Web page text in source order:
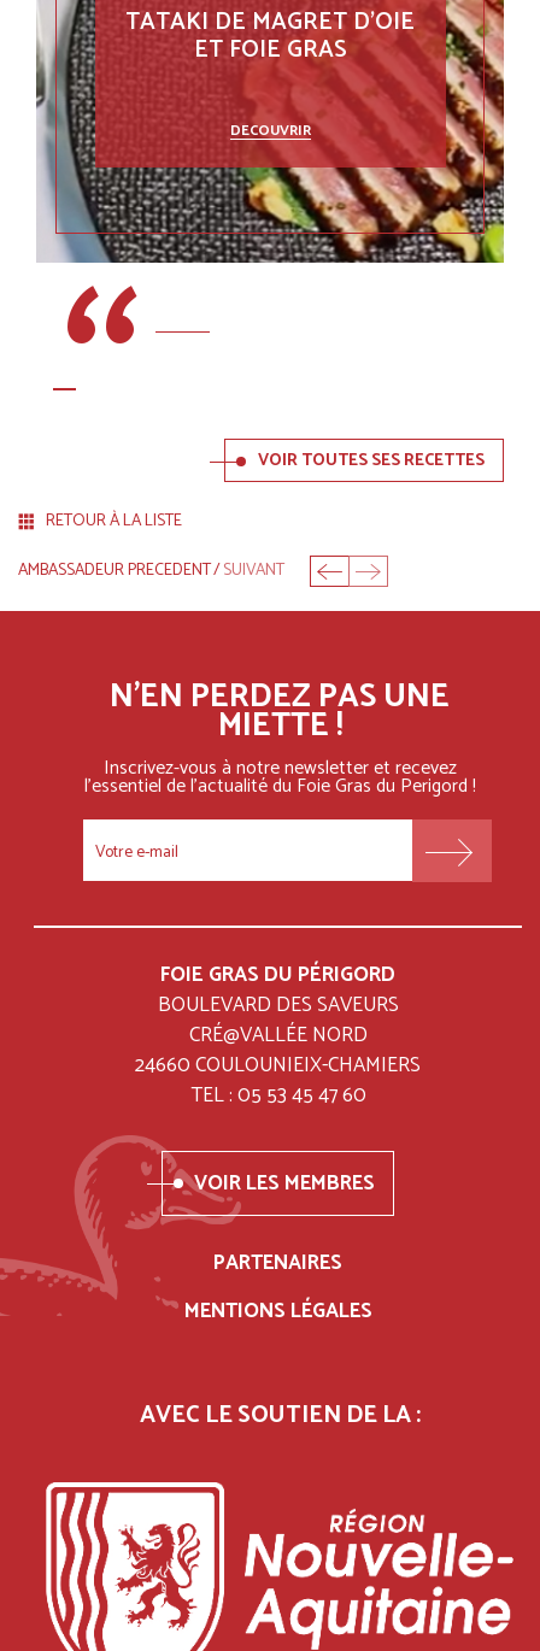
TATAKI DE MAGRET D'OIE
ET FOIE GRAS
DECOUVRIR
VOIR TOUTES SES RECETTES
RETOUR À LA LISTE
AMBASSADEUR PRECEDENT/SUIVANT
FOIE GRAS DU PÉRIGORD
BOULEVARD DES SAVEURS
CRÉ@VALLÉE NORD
24660 COULOUNIEIX-CHAMIERS
TEL : 05 53 45 47 60
VOIR LES MEMBRES
PARTENAIRES
MENTIONS LÉGALES
N'EN PERDEZ PAS UNE
MIETTE !
Inscrivez-vous à notre newsletter et recevez
l'essentielde l'actualité du Foie Gras du Perigord !
FOOTER
MENU
AVEC LE SOUTIEN DE LA :